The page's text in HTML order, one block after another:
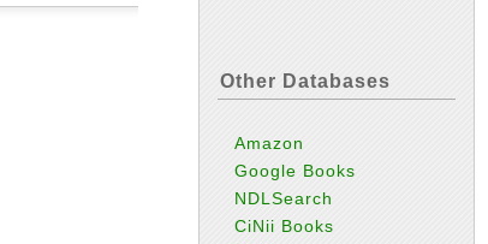
Other Databases
Amazon
Google Books
NDLSearch
CiNii Books